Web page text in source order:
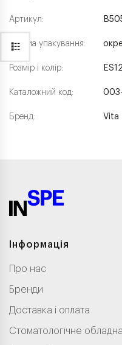
Артикул:
Форма упакування:
Розмір і колір:
Каталожний код:
Бренд: Vita
Інформація
Про нас
Бренди
Доставка і оплата
Стоматологічне